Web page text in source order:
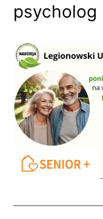
psycholog